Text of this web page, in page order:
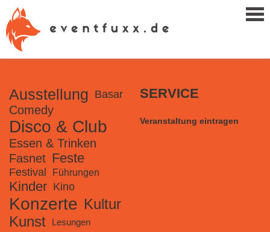
Ausstellung Basar
Comedy
Disco & Club
Essen & Trinken
Fasnet Feste
Festival Führungen
Kinder Kino
Konzerte Kultur
Kunst
Lesungen
SERVICE
Veranstaltung eintragen